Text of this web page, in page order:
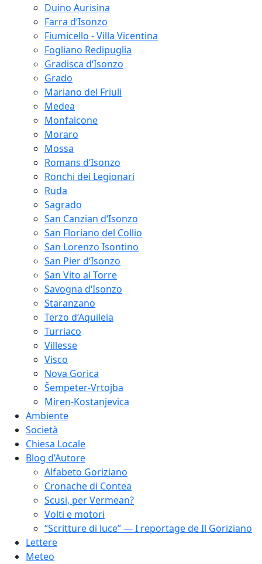
Duino Aurisina
Farra d‘Isonzo
Fiumicello - Villa Vicentina
Fogliano Redipuglia
Gradisca d‘Isonzo
Grado
Mariano del Friuli
Medea
Monfalcone
Moraro
Mossa
Romans d‘Isonzo
Ronchi dei Legionari
Ruda
Sagrado
San Canzian d‘Isonzo
San Floriano del Collio
San Lorenzo Isontino
San Pier d‘Isonzo
San Vito al Torre
Savogna d‘Isonzo
Staranzano
Terzo d‘Aquileia
Turriaco
Villesse
Visco
Nova Gorica
Šempeter-Vrtojba
Miren-Kostanjevica
Ambiente
Società
Chiesa Locale
Blog d’Autore
Alfabeto Goriziano
Cronache di Contea
Scusi, per Vermean?
Volti e motori
“Scritture di luce” — I reportage de Il Goriziano
Lettere
Meteo